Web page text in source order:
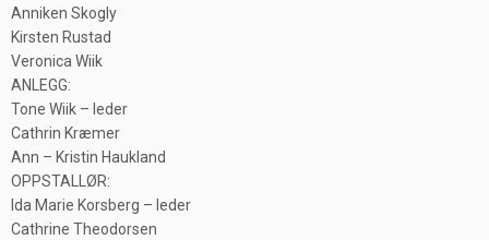
Anniken Skogly
Kirsten Rustad
Veronica Wiik
ANLEGG:
Tone Wiik – leder
Cathrin Kræmer
Ann – Kristin Haukland
OPPSTALLØR:
Ida Marie Korsberg – leder
Cathrine Theodorsen